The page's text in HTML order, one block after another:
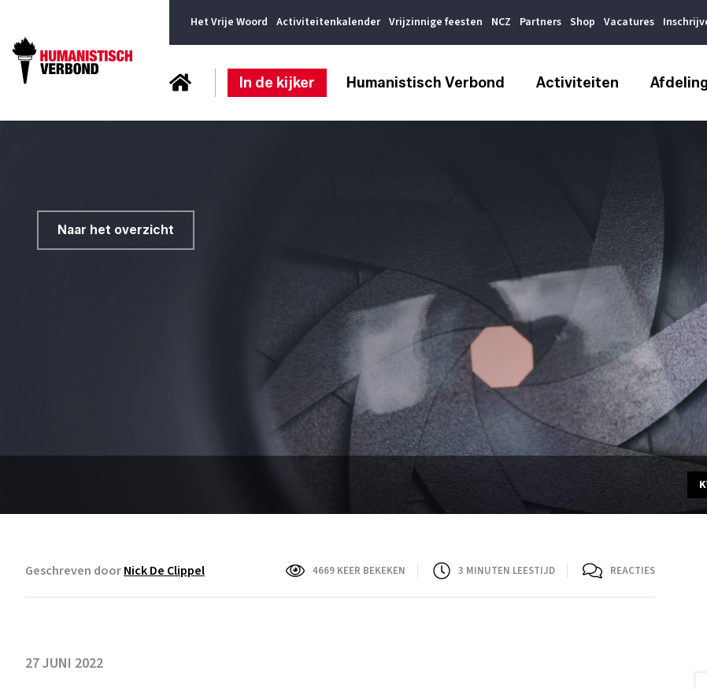
Het Vrije Woord Activiteitenkalender Vrijzinnige feesten NCZ Partners Shop Vacatures
In de kijker Humanistisch Verbond Activiteiten
Naar het overzicht
Geschreven doorNick De Clippel 4669 KEER BEKEKEN 3 MINUTEN LEESTIJD REACTIES
27 JUNI 2022